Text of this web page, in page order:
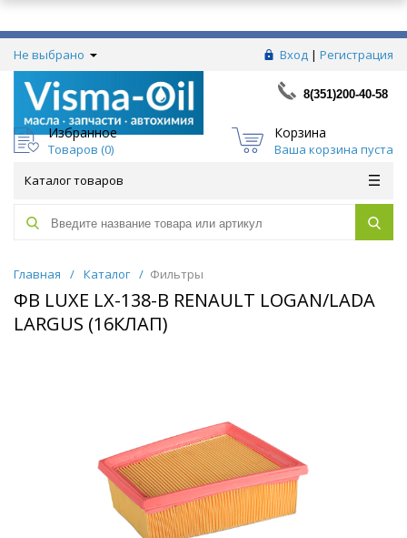
Не выбрано Вход | Регистрация
8(351)200-40-58
Избранное
Товаров (0)
Корзина
Ваша корзина пуста
Каталог товаров
Главная / Каталог / Фильтры
ФВ LUXE LX-138-B RENAULT LOGAN/LADA
LARGUS (16КЛАП)